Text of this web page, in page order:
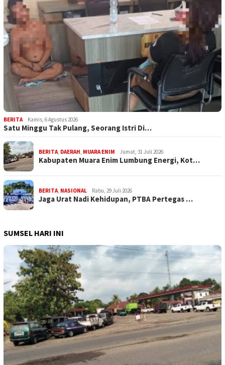
BERITA Kamis, 6 Agustus 2026
Satu Minggu Tak Pulang, Seorang Istri Di…
BERITA, DAERAH, MUARA ENIM Jumat, 31 Juli 2026
Kabupaten Muara Enim Lumbung Energi, Kot…
BERITA, NASIONAL Rabu, 29 Juli 2026
Jaga Urat Nadi Kehidupan, PTBA Pertegas …
SUMSEL HARI INI